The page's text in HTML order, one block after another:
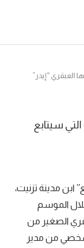
“إيدر”
سيتابع
ابن مدينة تزنيت،
الموسم
الصغير من
من مدير